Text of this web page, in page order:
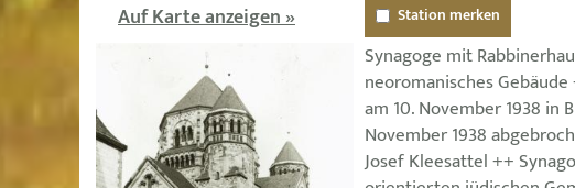
Auf Karte anzeigen » Station merken
Synagoge mit
neoromanisches
am 10. November 1938 in
November 1938
Josef Kleesattel ++